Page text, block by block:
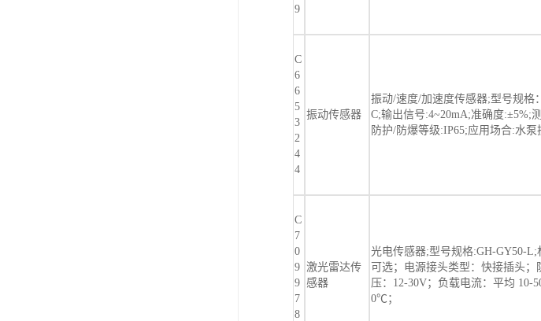
9
C
6
6
5
3
2
4
4
振动传感器
振动/速度/加速度传感器;型号规格
C;输出信号:4~20mA;准确度:±5%;
防护/防爆等级:IP65;应用场合:水
C
7
0
9
9
7
8
激光雷达传
感器
光电传感器;型号规格:GH-GY50-
可选；电源接头类型：快接插头
压：12-30V；负载电流：平均 10-
0℃；